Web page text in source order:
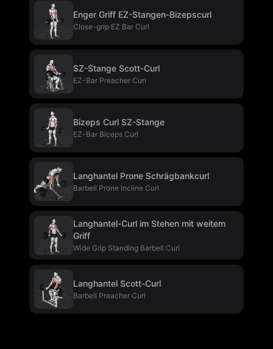
Enger Griff EZ-Stangen-Bizepscurl
Close-grip EZ Bar Curl
SZ-Stange Scott-Curl
EZ-Bar Preacher Curl
Bizeps Curl SZ-Stange
EZ-Bar Biceps Curl
Langhantel Prone Schrägbankcurl
Barbell Prone Incline Curl
Langhantel-Curl im Stehen mit weitem
Griff
Wide Grip Standing Barbell Curl
Langhantel Scott-Curl
Barbell Preacher Curl